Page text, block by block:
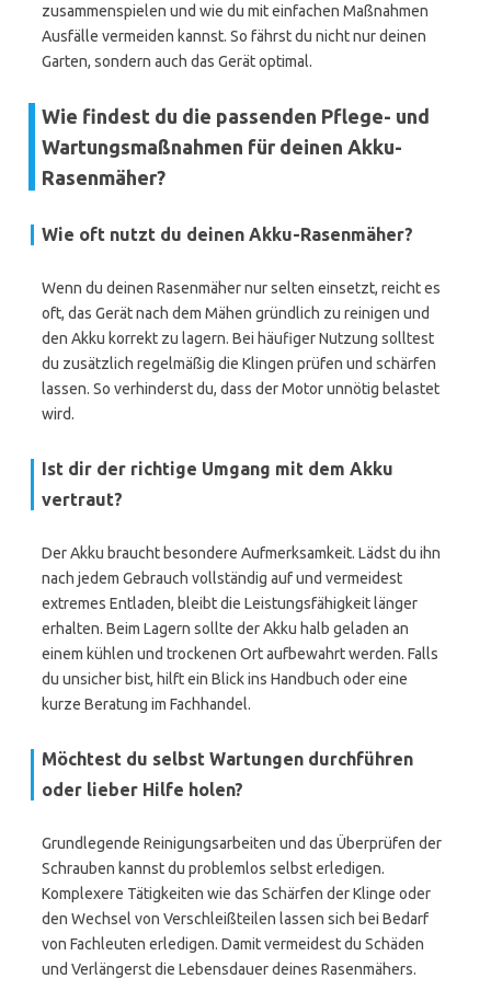
zusammenspielen und wie du mit einfachen Maßnahmen
Ausfälle vermeiden kannst. So fährst du nicht nur deinen
Garten, sondern auch das Gerät optimal.
Wie findest du die passenden Pflege- und
Wartungsmaßnahmen für deinen Akku-
Rasenmäher?
Wie oft nutzt du deinen Akku-Rasenmäher?
Wenn du deinen Rasenmäher nur selten einsetzt, reicht es
oft, das Gerät nach dem Mähen gründlich zu reinigen und
den Akku korrekt zu lagern. Bei häufiger Nutzung solltest
du zusätzlich regelmäßig die Klingen prüfen und schärfen
lassen. So verhinderst du, dass der Motor unnötig belastet
wird.
Ist dir der richtige Umgang mit dem Akku
vertraut?
Der Akku braucht besondere Aufmerksamkeit. Lädst du ihn
nach jedem Gebrauch vollständig auf und vermeidest
extremes Entladen, bleibt die Leistungsfähigkeit länger
erhalten. Beim Lagern sollte der Akku halb geladen an
einem kühlen und trockenen Ort aufbewahrt werden. Falls
du unsicher bist, hilft ein Blick ins Handbuch oder eine
kurze Beratung im Fachhandel.
Möchtest du selbst Wartungen durchführen
oder lieber Hilfe holen?
Grundlegende Reinigungsarbeiten und das Überprüfen der
Schrauben kannst du problemlos selbst erledigen.
Komplexere Tätigkeiten wie das Schärfen der Klinge oder
den Wechsel von Verschleißteilen lassen sich bei Bedarf
von Fachleuten erledigen. Damit vermeidest du Schäden
und Verlängerst die Lebensdauer deines Rasenmähers.